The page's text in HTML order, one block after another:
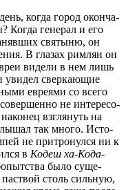
когда город окон­ча­
Когда гене­рал и его
свя­ты­ню, он
В гла­зах рим­лян он
виде­ли в нем лишь
уви­дел свер­ка­ю­щие
евре­я­ми со все­го
не инте­ре­со­
взгля­нуть на
так мно­го. Исто­
не при­тро­нул­ся ни к
в Кодеш ха-Кода­
было суще­
столь силь­ную,